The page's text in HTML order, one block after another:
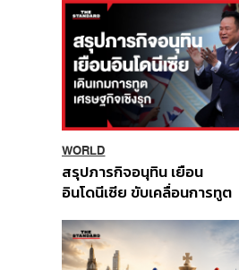
WORLD
สรุปภารกิจอนุทิน เยือน
อินโดนีเซีย ขับเคลื่อนการทูต
ส่วนยุทธศาสตร์ไทย –
อินโดนีเซีย